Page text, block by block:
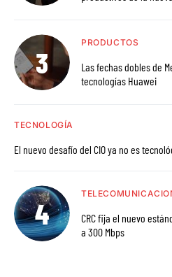
PRODUCTOS
Las fechas dobles de
tecnologías Huawei
TECNOLOGÍA
El nuevo desafío del CIO ya no es
CRC fija el nuevo
a 300 Mbps